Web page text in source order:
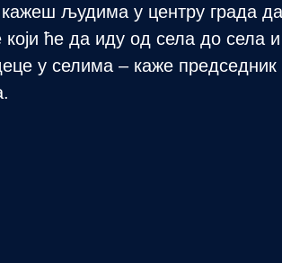
људима у центру града
који ће да иду од села до
у селима – каже